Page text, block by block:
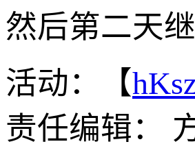
然后第二天
活动：【
责任编辑：